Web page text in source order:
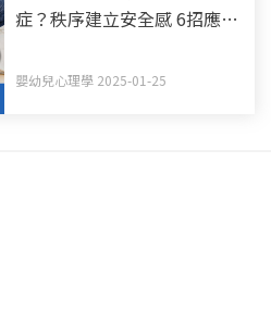
症？秩序建立安全感 6招應對
嬰幼兒心理學 2025-01-25